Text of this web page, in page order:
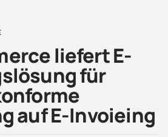
liefert E-
für
auf E-Invoieing